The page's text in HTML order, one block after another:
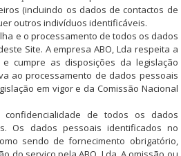
(incluindo os dados de contactos de
outros indivíduos identificáveis.
e o processamento de todos os dados
Site. A empresa ABO, Lda respeita a
cumpre as disposições da legislação
ao processamento de dados pessoais
em vigor e da Comissão Nacional
de todos os dados
Os dados pessoais identificados no
sendo de fornecimento obrigatório,